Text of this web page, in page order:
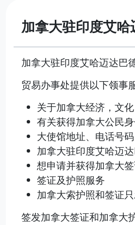
加拿大驻印度艾
加拿大驻印度艾哈迈达巴
贸易办事处提供以下领事
关于加拿大经济，文
有关获得加拿大公民
大使馆地址、电话号
加拿大驻印度艾哈迈
想申请并获得加拿大
签证及护照服务
加拿大索护照和签证
签发加拿大签证和加拿大